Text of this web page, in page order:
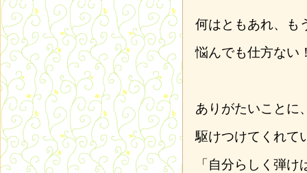
何はともあれ、も
悩んでも仕方ない
ありがたいことに
駆けつけてくれて
「自分らしく弾